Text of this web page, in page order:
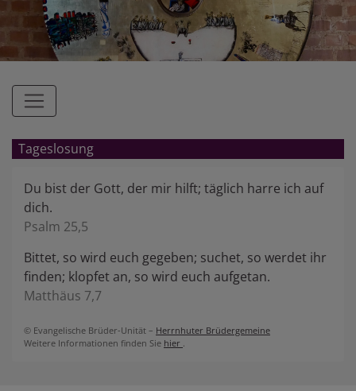
Hauptnavigation
Tageslosung
Du bist der Gott, der mir hilft; täglich harre ich auf
dich.
Psalm 25,5
Bittet, so wird euch gegeben; suchet, so werdet ihr
finden; klopfet an, so wird euch aufgetan.
Matthäus 7,7
© Evangelische Brüder-Unität – Herrnhuter Brüdergemeine
Weitere Informationen finden Sie hier .